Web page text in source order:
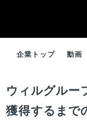
企業トップ 動画
ウィルグルー
獲得するまで